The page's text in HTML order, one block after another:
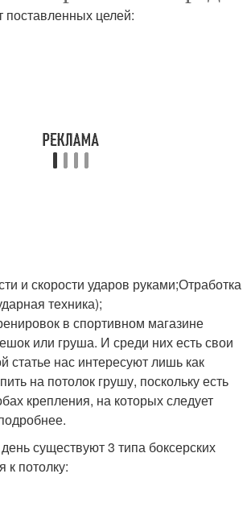
поставленных целей:
и скорости ударов руками;Отработка
техника);
в спортивном магазине
или груша. И среди них есть свои
статье нас интересуют лишь как
на потолок грушу, поскольку есть
крепления, на которых следует
существуют 3 типа боксерских
к потолку: